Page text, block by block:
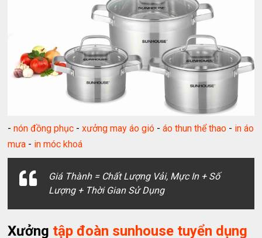
-nón đồng phục -xưởng may áo gió -áo thun thể thao - in áo
mưa - in móc khoá
Giá Thành = Chất Lượng Vải, Mực In + Số
Lượng + Thời Gian Sử Dụng
Xưởng tập đoàn sunhouse tuyển dụng